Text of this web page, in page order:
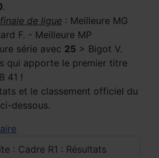
.
de ligue : Meilleure MG
F. - Meilleure MP
série avec 25 > Bigot V.
qui apporte le premier titre
41 !
et le classement officiel du
dessous.
: Cadre R1 : Résultats